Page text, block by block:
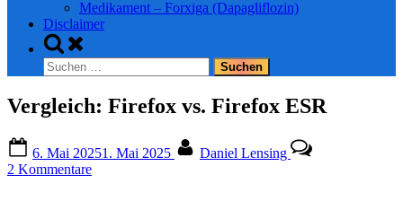
Medikament – Forxiga (Dapagliflozin)
Disclaimer
Toggle
search
form
Suchen
nach:
Vergleich: Firefox vs. Firefox ESR
on
6. Mai 20251. Mai 2025
Daniel Lensing
2 Kommentarezu